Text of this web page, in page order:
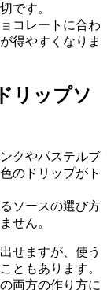
です。
コレートに合わ
得やすくなりま
リップソ
クやパステルブ
のドリップがト
ソースの選び方
せん。
せますが、使う
ともあります。
両方の作り方に